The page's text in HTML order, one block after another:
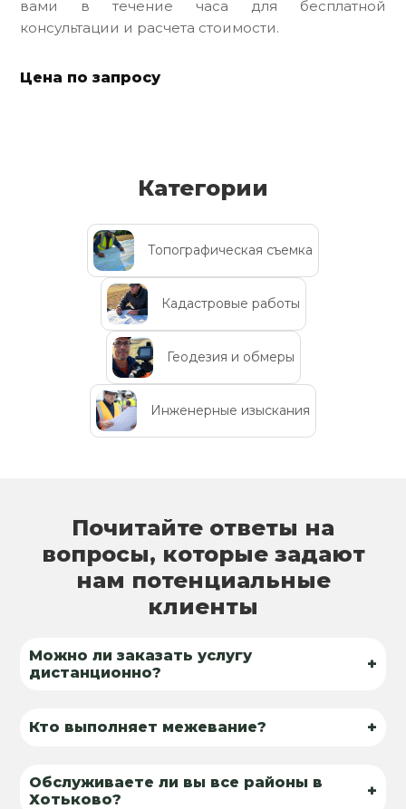
вами в течение часа для бесплатной
консультации и расчета стоимости.
Цена по запросу
Категории
Топографическая съемка
Кадастровые работы
Геодезия и обмеры
Инженерные изыскания
Почитайте ответы на
вопросы, которые задают
нам потенциальные
клиенты
Можно ли заказать услугу
дистанционно?
+
Кто выполняет межевание? +
Обслуживаете ли вы все районы в
Хотьково?
+